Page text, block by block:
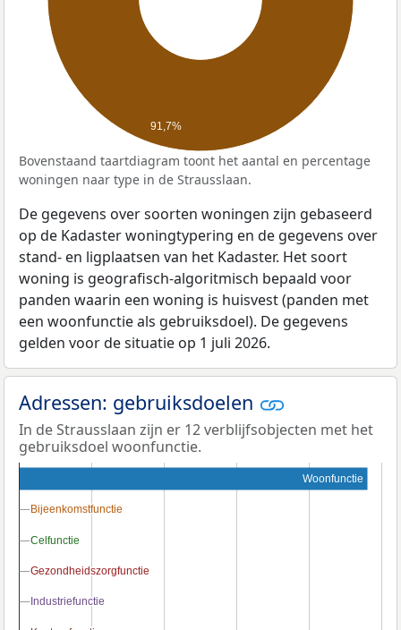
91,7%
Bovenstaand taartdiagram toont het aantal en percentage
woningen naar type in de Strausslaan.
De gegevens over soorten woningen zijn gebaseerd
op de Kadaster woningtypering en de gegevens over
stand- en ligplaatsen van het Kadaster. Het soort
woning is geografisch-algoritmisch bepaald voor
panden waarin een woning is huisvest (panden met
een woonfunctie als gebruiksdoel). De gegevens
gelden voor de situatie op 1 juli 2026.
Adressen: gebruiksdoelen
In de Strausslaan zijn er 12 verblijfsobjecten met het
gebruiksdoel woonfunctie.
Woonfunctie
Bijeenkomstfunctie
Bijeenkomstfunctie
Celfunctie
Celfunctie
Gezondheidszorgfunctie
Gezondheidszorgfunctie
Industriefunctie
Industriefunctie